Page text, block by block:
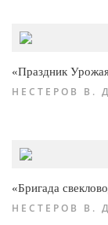
«Праздник
НЕСТЕРОВ В.
«Бригада
НЕСТЕРОВ В.